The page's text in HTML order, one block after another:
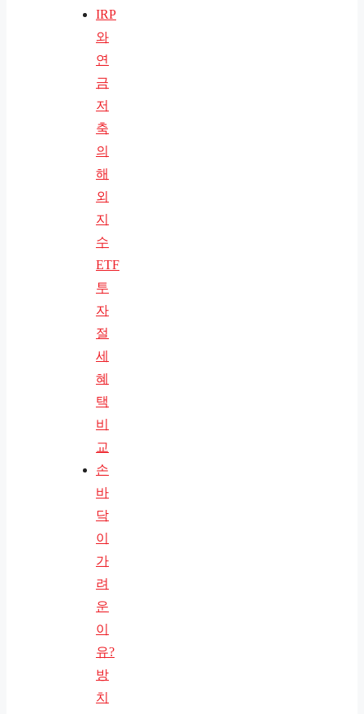
IRP
와
연
금
저
축
의
해
외
지
수
ETF
투
자
절
세
혜
택
비
교
손
바
닥
이
가
려
운
이
유?
방
치